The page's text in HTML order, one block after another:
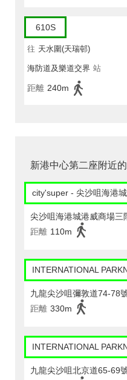
610S
往 天水圍(天瑞邨)
海防道及樂道交界 站
距離 240m
新港中心第二座附近
city'super - 尖沙咀海港城
尖沙咀海港城港威商場三
距離 110m
INTERNATIONAL
九龍尖沙咀彌敦道74-78
距離 330m
INTERNATIONAL
九龍尖沙咀北京道65-69